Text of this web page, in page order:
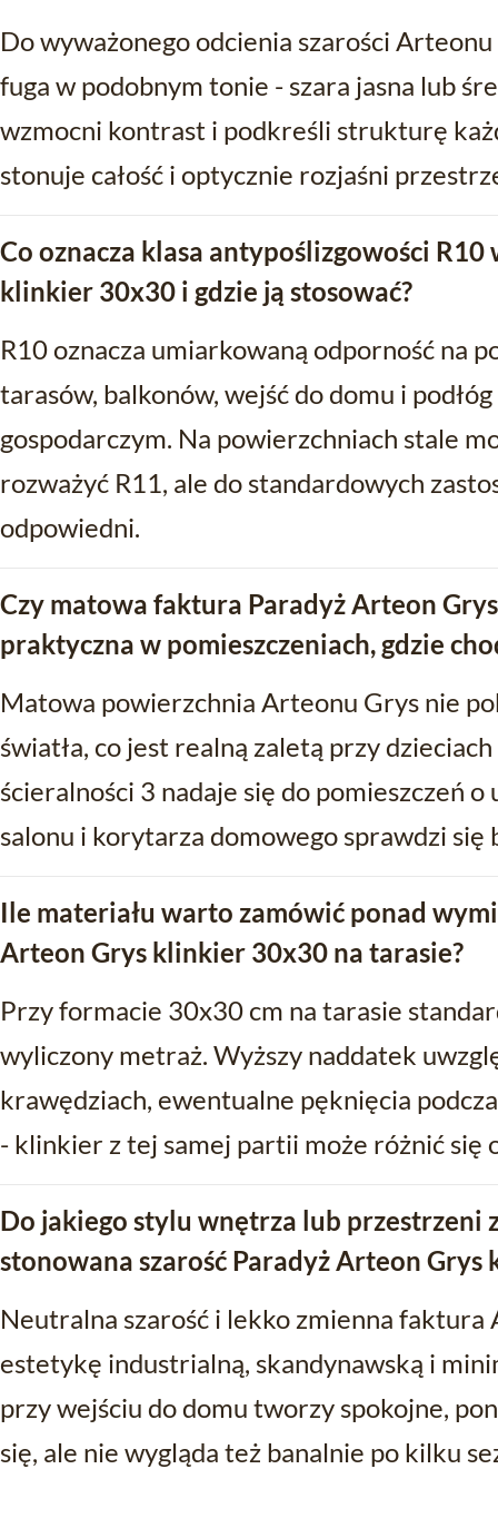
Do wyważonego odcienia szarości
fuga w podobnym tonie - szara jasna lub
wzmocni kontrast i podkreśli strukturę
stonuje całość i optycznie rozjaśni
Co oznacza klasa antypoślizgowości
klinkier 30x30 i gdzie ją stosować?
R10 oznacza umiarkowaną odporność na
tarasów, balkonów, wejść do domu i
gospodarczym. Na powierzchniach stale
rozważyć R11, ale do standardowych
odpowiedni.
Czy matowa faktura Paradyż Arteon
praktyczna w pomieszczeniach, gdzie
Matowa powierzchnia Arteonu Grys nie
światła, co jest realną zaletą przy
ścieralności 3 nadaje się do pomieszczeń
salonu i korytarza domowego sprawdzi się
Ile materiału warto zamówić ponad
Arteon Grys klinkier 30x30 na tarasie?
Przy formacie 30x30 cm na tarasie
wyliczony metraż. Wyższy naddatek
krawędziach, ewentualne pęknięcia
- klinkier z tej samej partii może różnić się
Do jakiego stylu wnętrza lub przestrzeni
stonowana szarość Paradyż Arteon Grys
Neutralna szarość i lekko zmienna faktura
estetykę industrialną, skandynawską i
przy wejściu do domu tworzy spokojne,
się, ale nie wygląda też banalnie po kilku